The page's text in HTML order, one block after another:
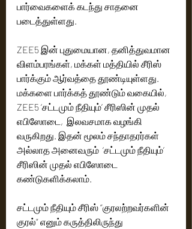
பார்வைகளைக் கடந்து சாதனை
படைத்துள்ளது.
ZEE5 இன் புதுமையான, தனித்துவமான
விளம்பரங்கள், மக்கள் மத்தியில் சீரிஸ்
பார்க்கும் ஆர்வத்தை தூண்டியுள்ளது.
மக்களை பார்க்கத் தூண்டும் வகையில்,
ZEE5 ‘சட்டமும் நீதியும்’ சீரிஸின் முதல்
எபிஸோடை,  இலவசமாக வழங்கி
வருகிறது. இதன் மூலம் சந்தாதரர்கள்
அல்லாத அனைவரும்  ‘சட்டமும் நீதியும்’
சீரிஸின் முதல் எபிஸோடை
கண்டுகளிக்கலாம்.
சட்டமும் நீதியும் சீரிஸ் “குரலற்றவர்களின்
குரல்” எனும் கருத்திலிருந்து